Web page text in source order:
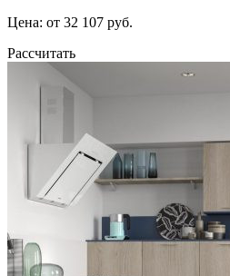
Цена: от 32 107 руб.
Рассчитать